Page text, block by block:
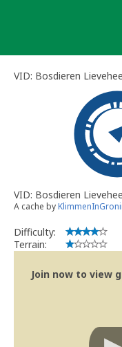
VID: Bosdieren
VID: Bosdieren
A cache by
Difficulty:
Terrain:
Join now to view